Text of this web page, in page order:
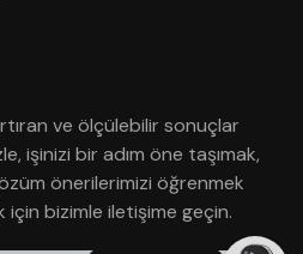
ve ölçülebilir sonuçlar
işinizi bir adım öne taşımak,
önerilerimizi öğrenmek
için bizimle iletişime geçin.